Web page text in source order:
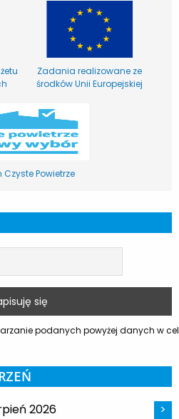
Zadania realizowane ze
środków Unii Europejskiej
Powietrze
podanych powyżej danych w
2026 >